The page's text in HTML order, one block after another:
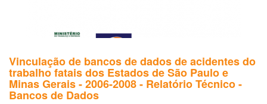
Vinculação de bancos de dados de acidentes do
trabalho fatais dos Estados de São Paulo e
Minas Gerais - 2006-2008 - Relatório Técnico -
Bancos de Dados